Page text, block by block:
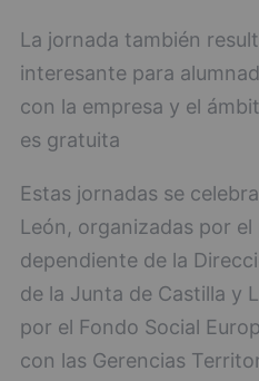
La jornada también
interesante para
con la empresa y el
es gratuita
Estas jornadas se
León, organizadas por
dependiente de la
de la Junta de Castilla y
por el Fondo Social
con las Gerencias